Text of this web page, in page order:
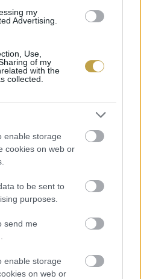
my
Advertising.
Use,
of my
with the
collected.
enable storage
cookies on web or
to be sent to
purposes.
send me
enable storage
on web or
Ezzel
amit ma ismerünk